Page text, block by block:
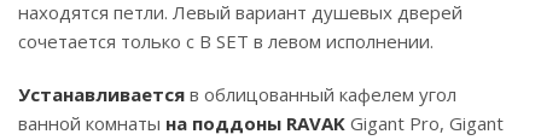
находятся петли. Левый вариант душевых дверей
сочетается только с B SET в левом исполнении.
Устанавливается в облицованный кафелем угол
ванной комнаты на поддоны RAVAK Gigant Pro, Gigant